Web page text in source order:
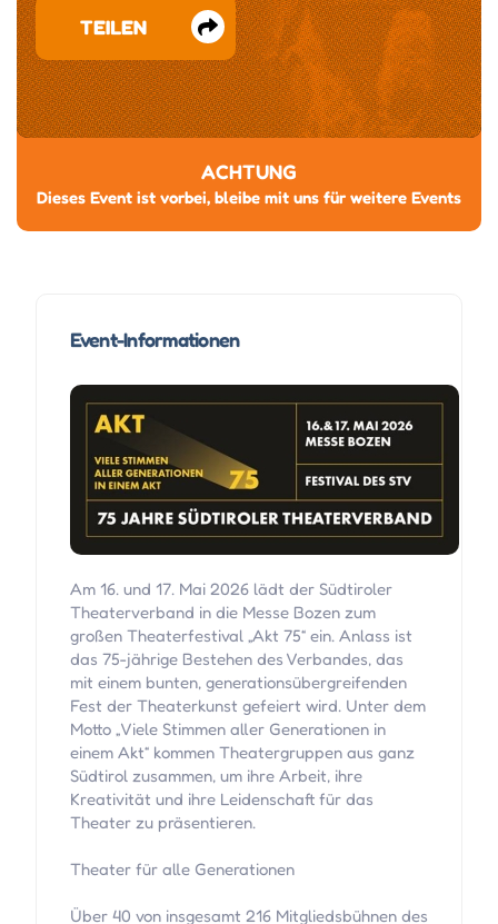
TEILEN
ACHTUNG
Dieses Event ist vorbei, bleibe mit uns für weitere Events
Event-Informationen
Am 16. und 17. Mai 2026 lädt der Südtiroler
Theaterverband in die Messe Bozen zum
großen Theaterfestival „Akt 75“ ein. Anlass ist
das 75-jährige Bestehen des Verbandes, das
mit einem bunten, generationsübergreifenden
Fest der Theaterkunst gefeiert wird. Unter dem
Motto „Viele Stimmen aller Generationen in
einem Akt“ kommen Theatergruppen aus ganz
Südtirol zusammen, um ihre Arbeit, ihre
Kreativität und ihre Leidenschaft für das
Theater zu präsentieren.
Theater für alle Generationen
Über 40 von insgesamt 216 Mitgliedsbühnen des